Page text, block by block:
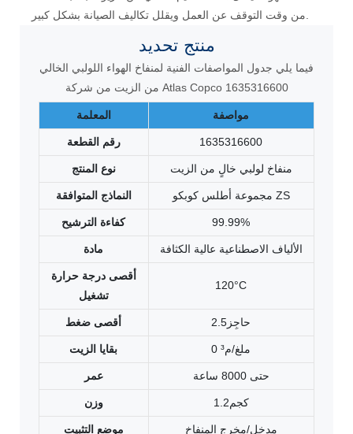
من وقت التوقف عن العمل ويقلل تكاليف الصيانة بشكل كبير.
منتجتحديد
فيما يلي جدول المواصفات الفنية لمنفاخ الهواء اللولبي الخالي
من الزيت من شركة Atlas Copco 1635316600
المعلمة مواصفة
رقم القطعة 1635316600
نوع المنتج منفاخ لولبي خالٍ من الزيت
النماذج المتوافقة مجموعة أطلس كوبكو ZS
كفاءة الترشيح 99.99%
مادة الألياف الاصطناعية عالية الكثافة
أقصى درجة حرارة
تشغيل
120°C
أقصى ضغط حاجِز2.5
بقايا الزيت 0 ملغ/م³
عمر حتى 8000 ساعة
وزن كجم1.2
موضع التثبيت مدخل/مخرج المنفاخ